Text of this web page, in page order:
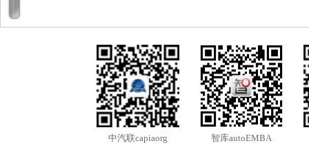
中汽联capiaorg 智库autoEMBA